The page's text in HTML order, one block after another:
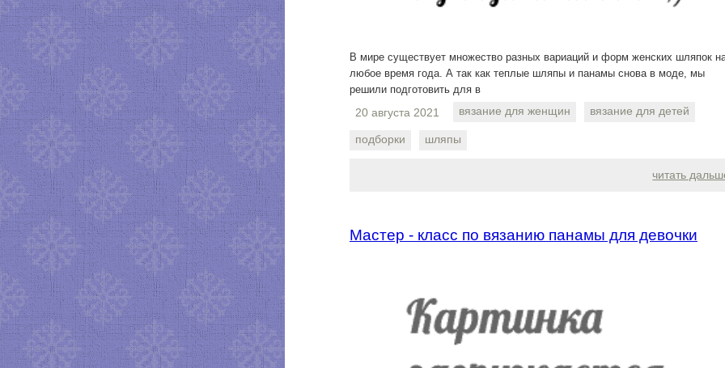
В мире существует множество разных вариаций и форм женских шляпок
любое время года. А так как теплые шляпы и панамы снова в моде, мы
решили подготовить для в
20 августа 2021 вязание для женщин вязание для детей
подборки шляпы
читать
Мастер - класс по вязанию панамы для девочки